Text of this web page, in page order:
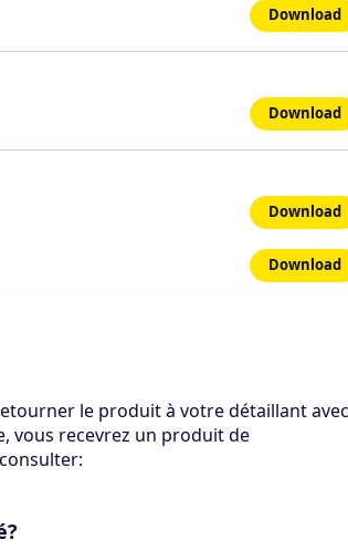
Download
Download
Download
Download
le produit à votre détaillant avec
vous recevrez un produit de